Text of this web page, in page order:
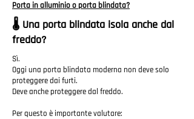
Porta in alluminio o porta blindata?
🌡️ Una porta blindata isola anche dal
freddo?
Sì.
Oggi una porta blindata moderna non deve solo
proteggere dai furti.
Deve anche proteggere dal freddo.
Per questo è importante valutare: